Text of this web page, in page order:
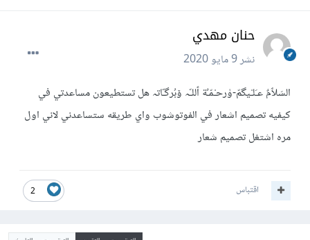
حنان مهدي
نشر9 مايو 2020
السَلٱمٌ عـَلـْيگمّ-ۈرحـْمّـٌة ٱللـّہ ﯙبُرگـّاتہ هل تستطيعون مساعدتي في
كيفيه تصميم اشعار في الفوتوشوب واي طريقه ستساعدني لاني اول
مره اشتغل تصميم شعار
2 اقتباس